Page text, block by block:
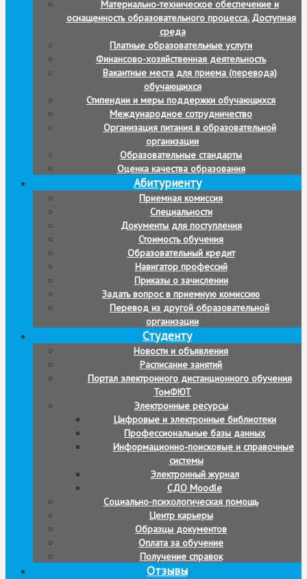
Материально-техническое обеспечение и
оснащенность образовательного процесса. Доступная
среда
Платные образовательные услуги
Финансово-хозяйственная деятельность
Вакантные места для приема (перевода)
обучающихся
Стипендии и меры поддержки обучающихся
Международное сотрудничество
Организация питания в образовательной
организации
Образовательные стандарты
Оценка качества образования
Абитуриенту
Приемная комиссия
Специальности
Документы для поступления
Стоимость обучения
Образовательный кредит
Навигатор профессий
Приказы о зачислении
Задать вопрос в приемную комиссию
Перевод из другой образовательной
организации
Студенту
Новости и объявления
Расписание занятий
Портал электронного дистанционного обучения
ТомФЮТ
Электронные ресурсы
Цифровые и электронные библиотеки
Профессиональные базы данных
Информационно-поисковые и справочные
системы
Электронный журнал
СДО Moodle
Социально-психологическая помощь
Центр карьеры
Образцы документов
Оплата за обучение
Получение справок
Отзывы